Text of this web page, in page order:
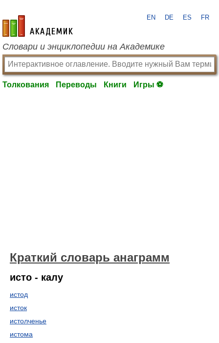
academic.ru
EN DE ES FR
Словари и энциклопедии на Академике
Толкования Переводы Книги Игры ⚽
Краткий словарь анаграмм
исто - калу
истод
исток
истолченье
истома